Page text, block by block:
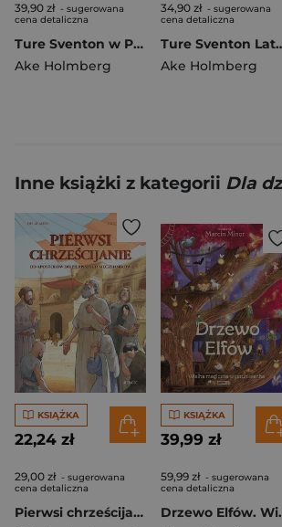
39,90 zł - sugerowana
cena detaliczna
Ture Sventon w Paryżu
Ake Holmberg
34,90 zł - sugerowana
cena detaliczna
Ture
Ake Holmberg
Inne książki z kategorii Dla
KSIĄŻKA
22,24 zł
29,00 zł - sugerowana
cena detaliczna
Pierwsi chrześcijanie
KSIĄŻKA
39,99 zł
59,99 zł - sugerowana
cena detaliczna
Drzewo